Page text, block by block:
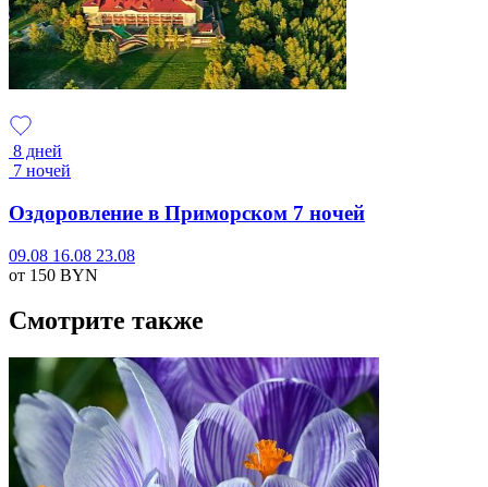
8 дней
7 ночей
Оздоровление в Приморском 7 ночей
09.08 16.08 23.08
от 150 BYN
Смотрите также